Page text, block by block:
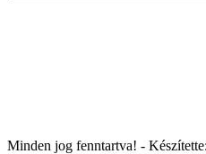
Minden jog fenntartva! -